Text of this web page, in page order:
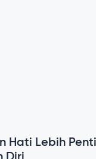
Hati Lebih